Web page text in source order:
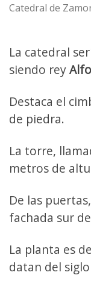
Catedral de
La catedral
siendo rey
Destaca el
de piedra.
La torre,
metros de
De las
fachada sur
La planta es
datan del